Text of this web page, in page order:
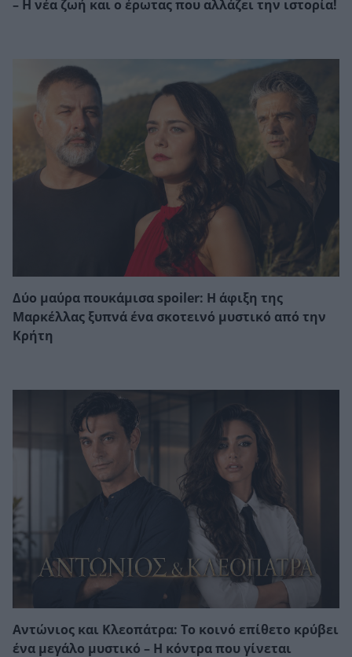
– Η νέα ζωή και ο έρωτας που αλλάζει την ιστορία!
Δύο μαύρα πουκάμισα spoiler: Η άφιξη της
Μαρκέλλας ξυπνά ένα σκοτεινό μυστικό από την
Κρήτη
Αντώνιος και Κλεοπάτρα: Το κοινό επίθετο κρύβει
ένα μεγάλο μυστικό – Η κόντρα που γίνεται